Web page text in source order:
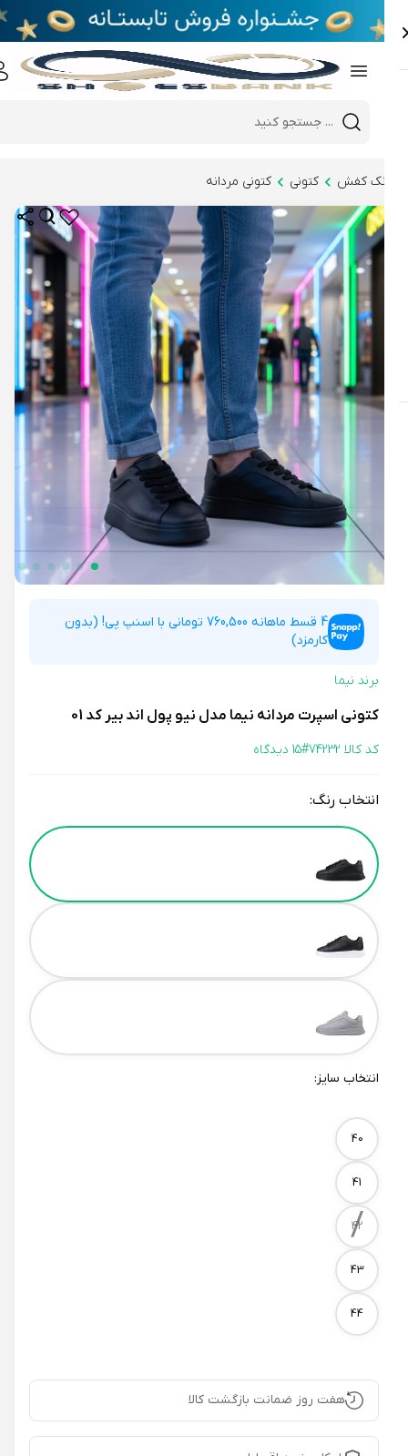
Mobile header search
e
کفش کتونی کتونی مردانه
4 قسط ماهانه 760,500 تومانی با اسنپ پی! (بدون
کارمزد)
برند نیما
کتونی اسپرت مردانه نیما مدل نیو پول اند بیر کد 01
کد کالا 74232# 15 دیدگاه
انتخاب رنگ:
Color
انتخاب سایز:
Size
40
41
42
/
43
44
هفت روز ضمانت بازگشت کالا